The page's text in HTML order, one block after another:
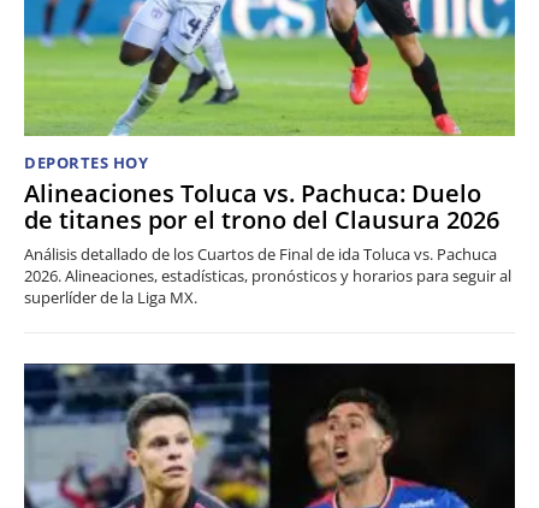
DEPORTES HOY
Alineaciones Toluca vs. Pachuca: Duelo
de titanes por el trono del Clausura 2026
Análisis detallado de los Cuartos de Final de ida Toluca vs. Pachuca
2026. Alineaciones, estadísticas, pronósticos y horarios para seguir al
superlíder de la Liga MX.